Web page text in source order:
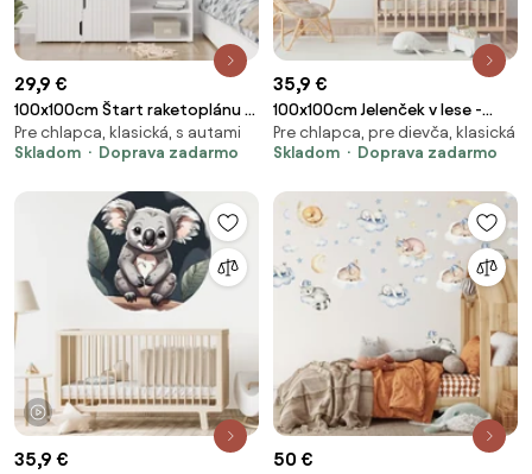
29,9 €
100x100cm Štart raketoplánu -
textilná nálepka na stenu
Veľkosť: 60 cm
Pre chlapca, klasická, s autami
Skladom
Doprava zadarmo
35,9 €
100x100cm Jelenček v lese -
textilná nálepka na stenu
Veľkosť: 100 cm
Pre chlapca, pre dievča, klasická
Skladom
Doprava zadarmo
1 video
35,9 € 50 €